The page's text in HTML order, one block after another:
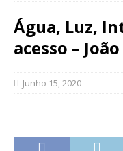
Água, Luz,
acesso –
Junho 15, 2020